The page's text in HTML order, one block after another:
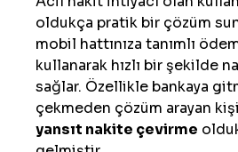
oldukça pratik bir çözüm
mobil hattınıza tanımlı
kullanarak hızlı bir şekilde
sağlar. Özellikle bankaya
çekmeden çözüm arayan
yansıt nakite çevirme